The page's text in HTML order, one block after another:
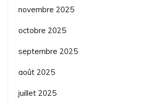
novembre 2025
octobre 2025
septembre 2025
août 2025
juillet 2025